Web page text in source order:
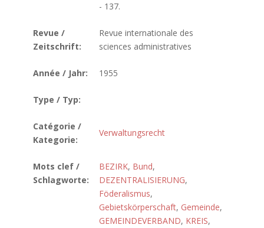
- 137.
Revue /
Zeitschrift:
Revue internationale des
sciences administratives
Année / Jahr: 1955
Type / Typ:
Catégorie /
Kategorie:
Verwaltungsrecht
Mots clef /
Schlagworte:
BEZIRK, Bund,
DEZENTRALISIERUNG,
Föderalismus,
Gebietskörperschaft, Gemeinde,
GEMEINDEVERBAND, KREIS,